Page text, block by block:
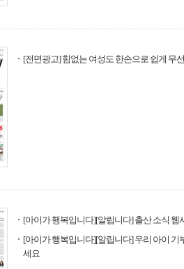
[전면광고] 힘없는 여성도 한손으로 쉽게 무
[아이가 행복입니다][알립니다] 출산 소식 웹
[아이가 행복입니다][알립니다] 우리 아이 기
세요